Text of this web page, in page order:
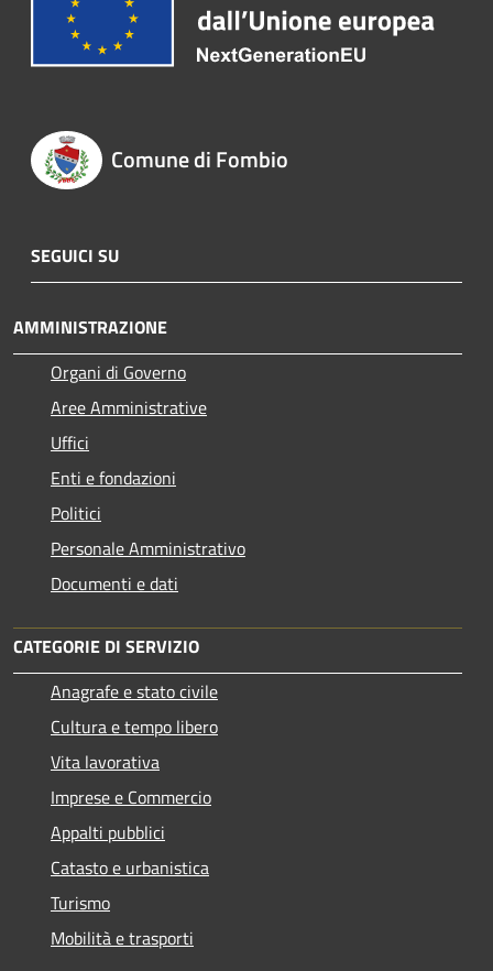
Comune di Fombio
SEGUICI SU
AMMINISTRAZIONE
Organi di Governo
Aree Amministrative
Uffici
Enti e fondazioni
Politici
Personale Amministrativo
Documenti e dati
CATEGORIE DI SERVIZIO
Anagrafe e stato civile
Cultura e tempo libero
Vita lavorativa
Imprese e Commercio
Appalti pubblici
Catasto e urbanistica
Turismo
Mobilità e trasporti